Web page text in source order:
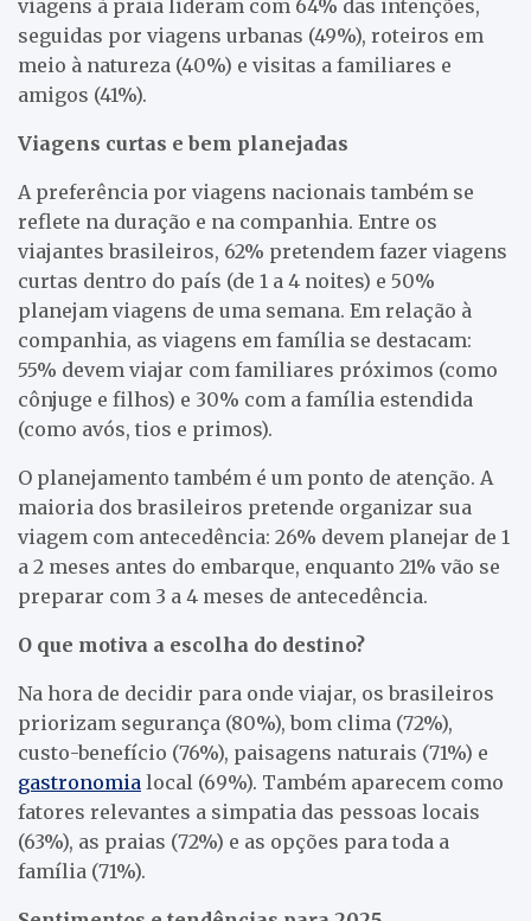
viagens à praia lideram com 64% das intenções,
seguidas por viagens urbanas (49%), roteiros em
meio à natureza (40%) e visitas a familiares e
amigos (41%).
Viagens curtas e bem planejadas
A preferência por viagens nacionais também se
reflete na duração e na companhia. Entre os
viajantes brasileiros, 62% pretendem fazer viagens
curtas dentro do país (de 1 a 4 noites) e 50%
planejam viagens de uma semana. Em relação à
companhia, as viagens em família se destacam:
55% devem viajar com familiares próximos (como
cônjuge e filhos) e 30% com a família estendida
(como avós, tios e primos).
O planejamento também é um ponto de atenção. A
maioria dos brasileiros pretende organizar sua
viagem com antecedência: 26% devem planejar de 1
a 2 meses antes do embarque, enquanto 21% vão se
preparar com 3 a 4 meses de antecedência.
O que motiva a escolha do destino?
Na hora de decidir para onde viajar, os brasileiros
priorizam segurança (80%), bom clima (72%),
custo-benefício (76%), paisagens naturais (71%) e
gastronomia local (69%). Também aparecem como
fatores relevantes a simpatia das pessoas locais
(63%), as praias (72%) e as opções para toda a
família (71%).